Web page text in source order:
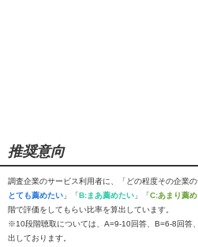
推奨意向
調査企業のサービス利用者に、「どの程度その企業
とても薦めたい 」「B:まあ薦めたい 」「C:あまり薦
階で評価をしてもらい比率を算出しています。
※10段階聴取については、A=9-10回答、B=6-8回答
出しております。